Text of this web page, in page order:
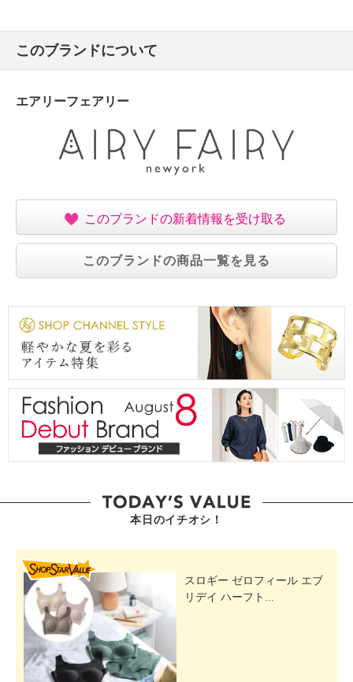
このブランドについて
エアリーフェアリー
このブランドの新着情報を受け取る
このブランドの商品一覧を見る
本日のイチオシ！
スロギー ゼロフィール エブ
リデイ ハーフト...